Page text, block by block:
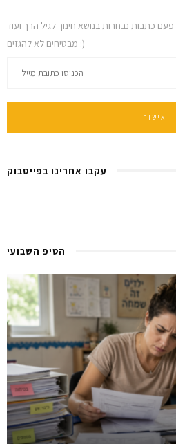
מבטיחים לא להגזים :)
עקבו אחרינו בפייסבוק
הטיפ השבועי